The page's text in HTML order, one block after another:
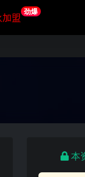
加盟 劲爆
本